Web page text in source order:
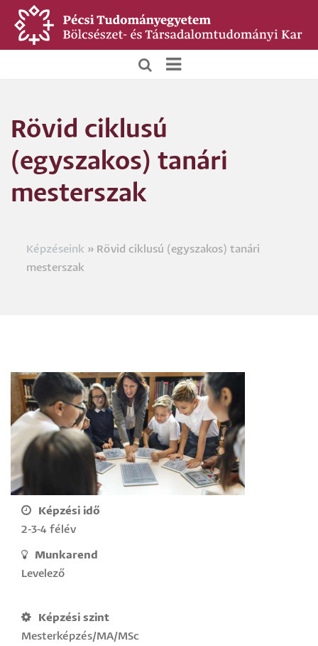
Ugrás
tartalomra
Főoldali
menü
Rövid ciklusú
(egyszakos) tanári
mesterszak
Morzsa
Képzéseink
Rövid ciklusú (egyszakos) tanári
mesterszak
Képzési idő
2-3-4 félév
Munkarend
Levelező
Képzési szint
Mesterképzés/MA/MSc